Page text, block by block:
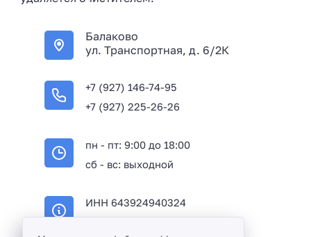
Балаково
ул. Транспортная, д. 6/2К
+7 (927) 146-74-95
+7 (927) 225-26-26
пн - пт: 9:00 до 18:00
сб - вс: выходной
ИНН 643924940324